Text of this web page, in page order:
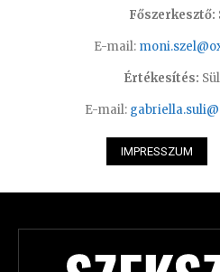
Főszerkesztő:
E-mail:
Értékesítés:
E-mail:
IMPRESSZUM